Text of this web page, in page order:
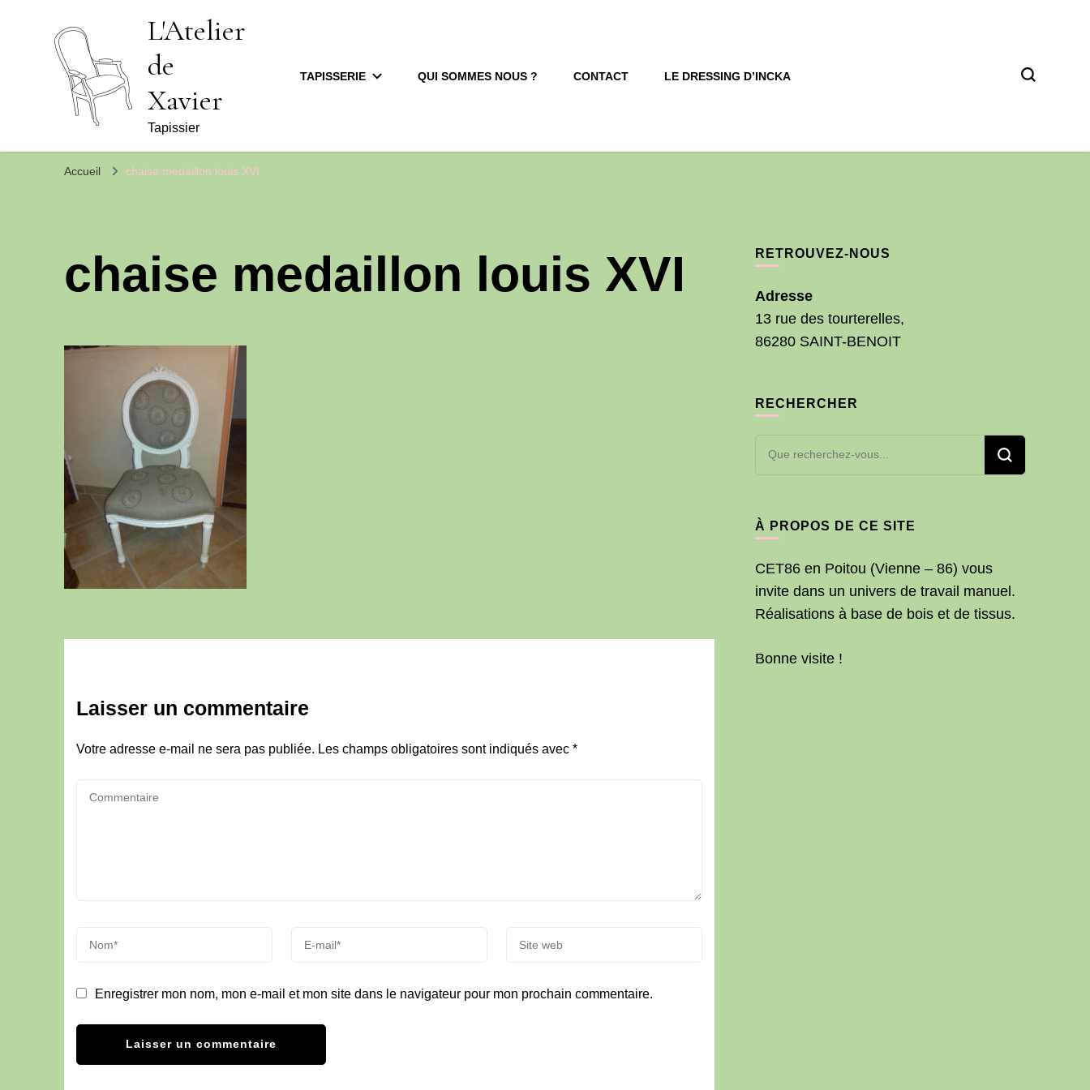
L'Atelier
de
Xavier
Tapissier
TAPISSERIE QUI SOMMES NOUS ? CONTACT LE DRESSING D’INCKA
Accueil chaise medaillon louis XVI
chaise medaillon louis XVI
Laisser un commentaire
Votre adresse e-mail ne sera pas publiée. Les champs obligatoires sont indiqués avec *
Enregistrer mon nom, mon e-mail et mon site dans le navigateur pour mon prochain commentaire.
RETROUVEZ-NOUS
Adresse
13 rue des tourterelles,
86280 SAINT-BENOIT
RECHERCHER
Vous
chose ?
À PROPOS DE CE SITE
CET86 en Poitou (Vienne – 86) vous
invite dans un univers de travail manuel.
Réalisations à base de bois et de tissus.
Bonne visite !